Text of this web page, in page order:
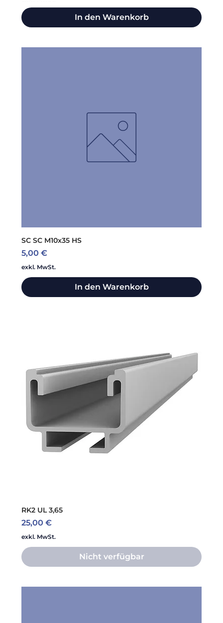
In den Warenkorb
SC SC M10x35 HS
Preis
5,00 €
exkl. MwSt.
In den Warenkorb
RK2 UL 3,65
Preis
25,00 €
exkl. MwSt.
Nicht verfügbar